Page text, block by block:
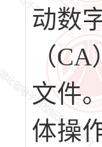
动数
（
文件
体操